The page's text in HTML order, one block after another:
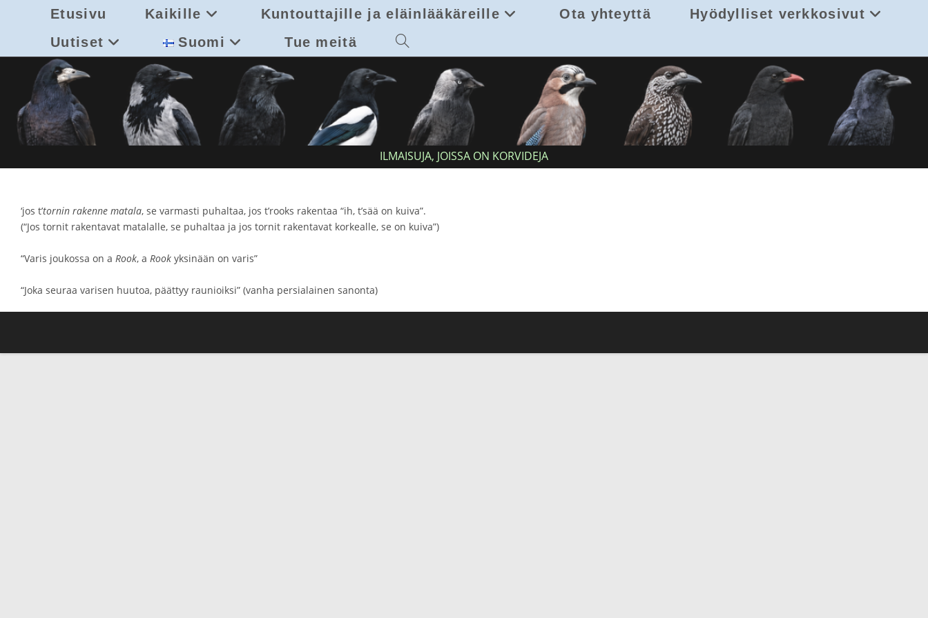
Etusivu Kaikille Kuntouttajille ja eläinlääkäreille Ota yhteyttä
Hyödylliset verkkosivut
Uutiset
Suomi Tue meitä Toggle
ILMAISUJA, JOISSA ON KORVIDEJA
‘jos t’tornin rakenne matala, se varmasti puhaltaa, jos t’rooks rakentaa “ih, t’sää on kuiva”.
(“Jos tornit rakentavat matalalle, se puhaltaa ja jos tornit rakentavat korkealle, se on kuiva”)
“Varis joukossa on a Rook, a Rook yksinään on varis”
“Joka seuraa varisen huutoa, päättyy raunioiksi” (vanha persialainen sanonta)